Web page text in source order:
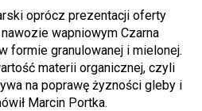
oprócz prezentacji oferty
wapniowym Czarna
formie granulowanej i mielonej.
materii organicznej, czyli
na poprawę żyzności gleby i
Marcin Portka.